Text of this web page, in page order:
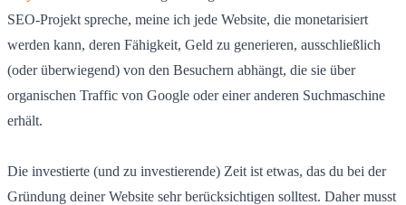
SEO-Projekt spreche, meine ich jede Website, die monetarisiert
werden kann, deren Fähigkeit, Geld zu generieren, ausschließlich
(oder überwiegend) von den Besuchern abhängt, die sie über
organischen Traffic von Google oder einer anderen Suchmaschine
erhält.
Die investierte (und zu investierende) Zeit ist etwas, das du bei der
Gründung deiner Website sehr berücksichtigen solltest. Daher musst